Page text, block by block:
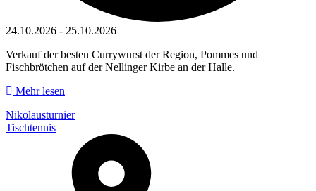
24.10.2026 - 25.10.2026
Verkauf der besten Currywurst der Region, Pommes und
Fischbrötchen auf der Nellinger Kirbe an der Halle.
Mehr lesen
Nikolausturnier
Tischtennis